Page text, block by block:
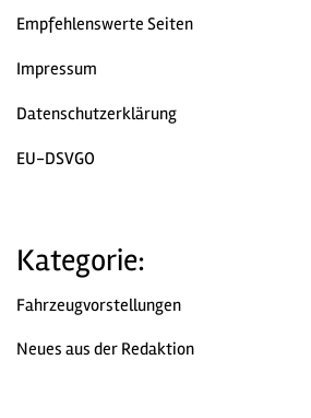
Empfehlenswerte Seiten
Impressum
Datenschutzerklärung
EU-DSVGO
Kategorie:
Fahrzeugvorstellungen
Neues aus der Redaktion